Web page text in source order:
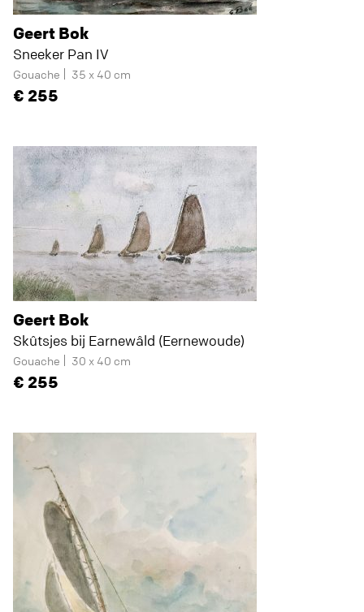
Geert Bok
Sneeker Pan IV
Gouache 35 x 40 cm
255
Geert Bok
Skûtsjes bij Earnewâld (Eernewoude)
Gouache 30 x 40 cm
255